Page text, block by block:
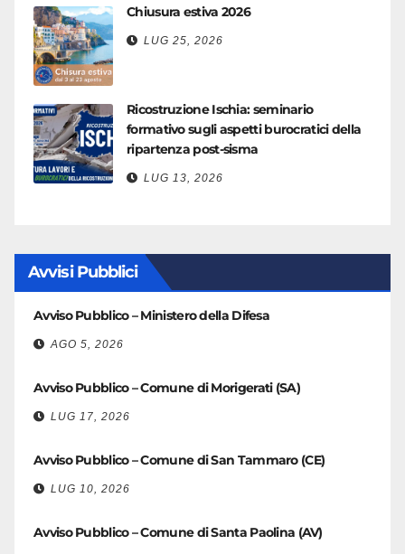
Chiusura estiva 2026
LUG 25, 2026
Ricostruzione Ischia: seminario
formativo sugli aspetti burocratici della
ripartenza post-sisma
LUG 13, 2026
Avvisi Pubblici
Avviso Pubblico – Ministero della Difesa
AGO 5, 2026
Avviso Pubblico – Comune di Morigerati (SA)
LUG 17, 2026
Avviso Pubblico – Comune di San Tammaro (CE)
LUG 10, 2026
Avviso Pubblico – Comune di Santa Paolina (AV)